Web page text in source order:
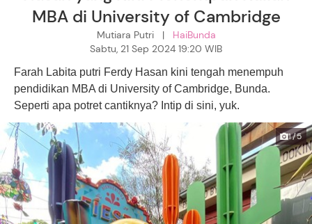
MBA di University of Cambridge
Mutiara Putri | HaiBunda
Sabtu, 21 Sep 2024 19:20 WIB
Farah Labita putri Ferdy Hasan kini tengah menempuh
pendidikan MBA di University of Cambridge, Bunda.
Seperti apa potret cantiknya? Intip di sini, yuk.
1/5